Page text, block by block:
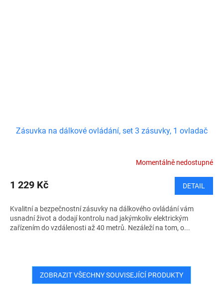
Zásuvka na dálkové ovládání, set 3 zásuvky, 1 ovladač
Momentálně nedostupné
1 229 Kč DETAIL
Kvalitní a bezpečnostní zásuvky na dálkového ovládání vám
usnadní život a dodají kontrolu nad jakýmkoliv elektrickým
zařízením do vzdálenosti až 40 metrů. Nezáleží na tom, o...
ZOBRAZIT VŠECHNY SOUVISEJÍCÍ PRODUKTY